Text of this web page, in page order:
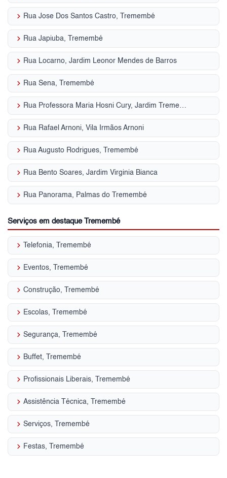
keyboard_arrow_right Rua Jose Dos Santos Castro, Tremembé
keyboard_arrow_right Rua Japiuba, Tremembé
keyboard_arrow_right Rua Locarno, Jardim Leonor Mendes de Barros
keyboard_arrow_right Rua Sena, Tremembé
keyboard_arrow_right Rua Professora Maria Hosni Cury, Jardim Tremembé
keyboard_arrow_right Rua Rafael Arnoni, Vila Irmãos Arnoni
keyboard_arrow_right Rua Augusto Rodrigues, Tremembé
keyboard_arrow_right Rua Bento Soares, Jardim Virginia Bianca
keyboard_arrow_right Rua Panorama, Palmas do Tremembé
Serviços em destaque Tremembé
keyboard_arrow_right Telefonia, Tremembé
keyboard_arrow_right Eventos, Tremembé
keyboard_arrow_right Construção, Tremembé
keyboard_arrow_right Escolas, Tremembé
keyboard_arrow_right Segurança, Tremembé
keyboard_arrow_right Buffet, Tremembé
keyboard_arrow_right Profissionais Liberais, Tremembé
keyboard_arrow_right Assistência Técnica, Tremembé
keyboard_arrow_right Serviços, Tremembé
keyboard_arrow_right Festas, Tremembé